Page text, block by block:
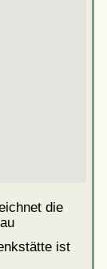
die
ist